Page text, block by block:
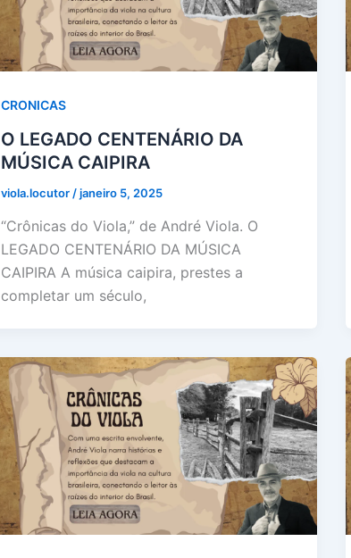
CRONICAS
O LEGADO CENTENÁRIO DA
MÚSICA CAIPIRA
viola.locutor /janeiro 5, 2025
“Crônicas do Viola,” de André Viola. O
LEGADO CENTENÁRIO DA MÚSICA
CAIPIRA A música caipira, prestes a
completar um século,